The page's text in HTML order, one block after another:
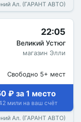
Ал. (ГАРАНТ АВТО)
22:05
Великий Устюг
магазин Элли
Свободно 5+ мест
₽ за 1 место
мили на ваш счёт
Ал. (ГАРАНТ АВТО)